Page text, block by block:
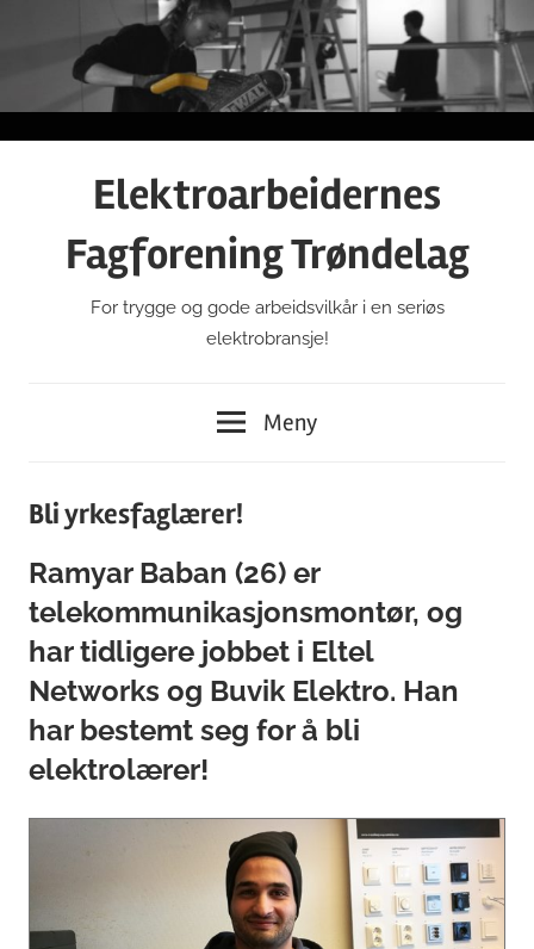
Elektroarbeidernes
Fagforening Trøndelag
For trygge og gode arbeidsvilkår i en seriøs
elektrobransje!
Meny
Bli yrkesfaglærer!
Ramyar Baban (26) er
telekommunikasjonsmontør, og
har tidligere jobbet i Eltel
Networks og Buvik Elektro. Han
har bestemt seg for å bli
elektrolærer!